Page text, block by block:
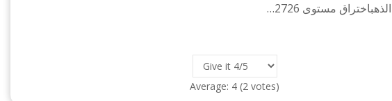
الذهباختراق مستوى 2726…
Average: 4 (2 votes)